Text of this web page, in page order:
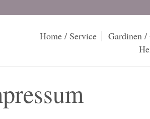
Home / Service Gardinen /